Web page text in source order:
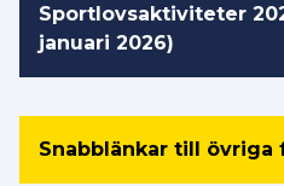
Sportlovsaktiviteter
januari 2026)
Snabblänkar till övriga